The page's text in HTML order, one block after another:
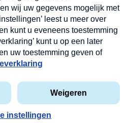
- Omroep MAX
op onze
en dinsdagochtend in uw